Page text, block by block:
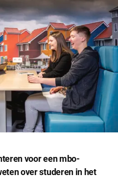
voor een mbo-
over studeren in het